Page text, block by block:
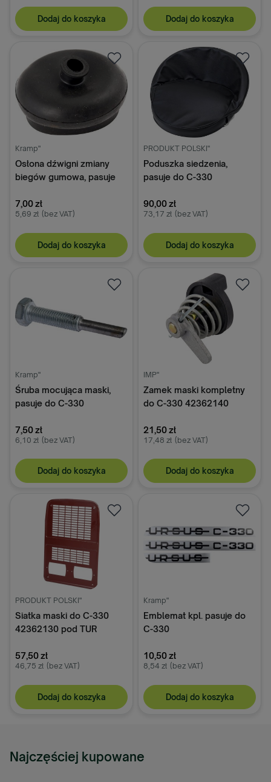
Dodaj do koszyka Dodaj do koszyka
Kramp"
Osłona dźwigni zmiany
biegów gumowa, pasuje
7,00 zł
5,69 zł (bez VAT)
Dodaj do koszyka
PRODUKT POLSKI"
Poduszka siedzenia,
pasuje do C-330
90,00 zł
73,17 zł (bez VAT)
Dodaj do koszyka
Kramp"
Śruba mocująca maski,
pasuje do C-330
7,50 zł
6,10 zł (bez VAT)
Dodaj do koszyka
IMP"
Zamek maski kompletny
do C-330 42362140
21,50 zł
17,48 zł (bez VAT)
Dodaj do koszyka
PRODUKT POLSKI"
Siatka maski do C-330
42362130 pod TUR
57,50 zł
46,75 zł (bez VAT)
Dodaj do koszyka
Kramp"
Emblemat kpl. pasuje do
C-330
10,50 zł
8,54 zł (bez VAT)
Dodaj do koszyka
Najczęściej kupowane